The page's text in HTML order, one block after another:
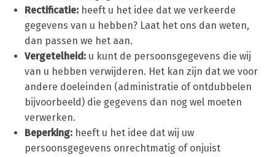
Rectificatie: heeft u het idee dat we verkeerde
gegevens van u hebben? Laat het ons dan weten,
dan passen we het aan.
Vergetelheid: u kunt de persoonsgegevens die wij
van u hebben verwijderen. Het kan zijn dat we voor
andere doeleinden (administratie of ontdubbelen
bijvoorbeeld) die gegevens dan nog wel moeten
verwerken.
Beperking: heeft u het idee dat wij uw
persoonsgegevens onrechtmatig of onjuist